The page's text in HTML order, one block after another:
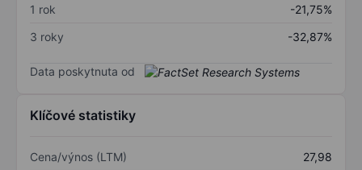
1 rok
-21,75%
3 roky
-32,87%
Data poskytnuta od
Klíčové statistiky
Cena/výnos (LTM)
27,98